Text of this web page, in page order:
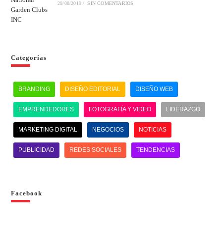
29/08/2019 / SIN COMENTARIOS
Categorías
BRANDING DISEÑO EDITORIAL DISEÑO WEB
EMPRENDEDORES FOTOGRAFÍA Y VIDEO LIDERAZGO
MARKETING DIGITAL NEGOCIOS NOTICIAS
PUBLICIDAD REDES SOCIALES TENDENCIAS
Facebook